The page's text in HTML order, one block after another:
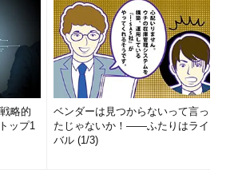
略的
ップ1
ベンダーは見つからないって言っ
たじゃないか！――ふたりはライ
バル (1/3)